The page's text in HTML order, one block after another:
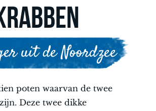
uit de Noordzee
poten waarvan de twee
Deze twee dikke